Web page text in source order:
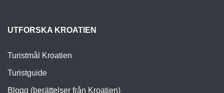
UTFORSKA KROATIEN
Turistmål Kroatien
Turistguide
Blogg (berättelser från Kroatien)